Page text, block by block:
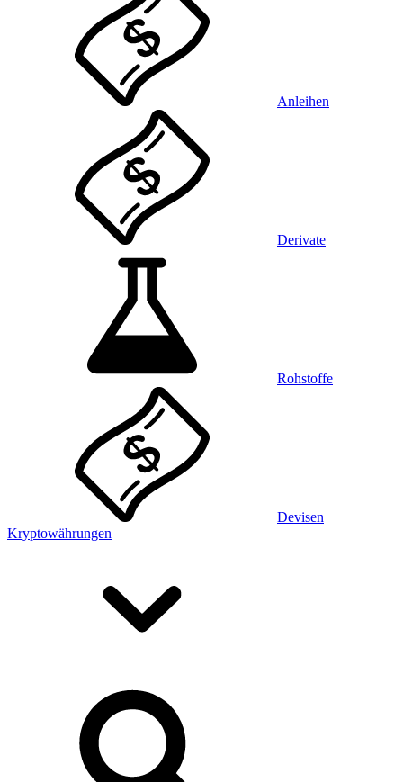
Anleihen
Derivate
Rohstoffe
Devisen
Kryptowährungen